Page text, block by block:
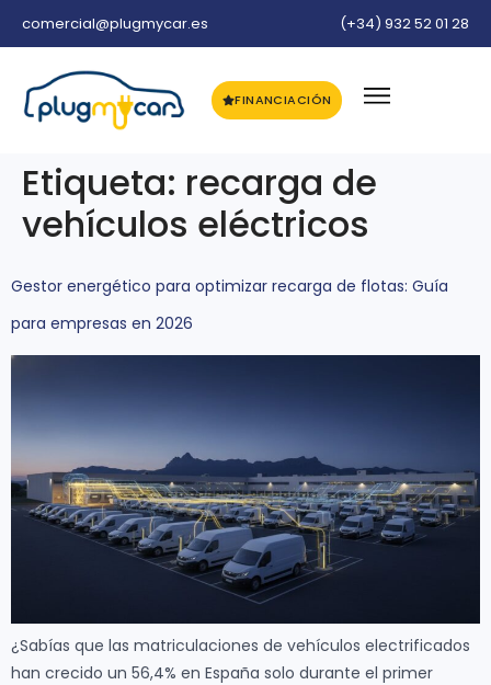
comercial@plugmycar.es (+34) 932 52 01 28
FINANCIACIÓN
Etiqueta: recarga de
vehículos eléctricos
Gestor energético para optimizar recarga de flotas: Guía
para empresas en 2026
¿Sabías que las matriculaciones de vehículos electrificados
han crecido un 56,4% en España solo durante el primer